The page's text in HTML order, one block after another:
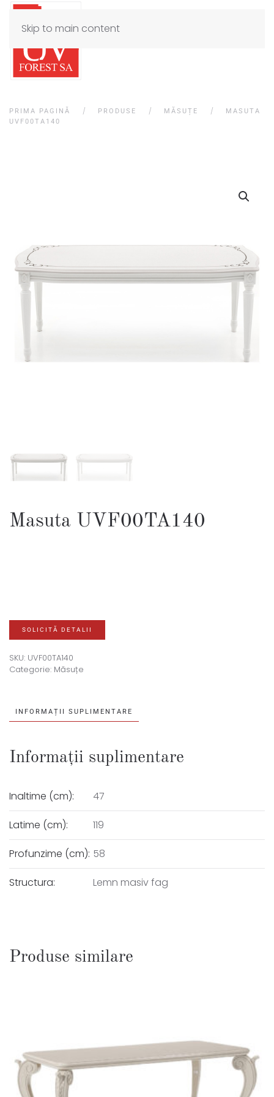
Skip to main content
PRIMA PAGINĂ PRODUSE MĂSUȚE
MASUTA
UVF00TA140
Masuta UVF00TA140
SOLICITĂ DETALII
SKU: UVF00TA140
Categorie: Măsuțe
INFORMAȚII SUPLIMENTARE
Informații suplimentare
Inaltime (cm): 47
Latime (cm): 119
Profunzime (cm): 58
Structura: Lemn masiv fag
Produse similare